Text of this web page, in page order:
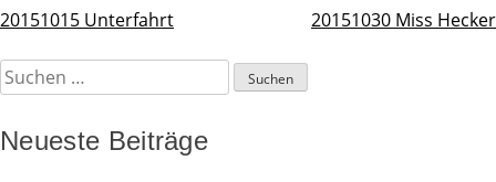
Beitragsnavigation
20151015 Unterfahrt 20151030 Miss Hecker
Suchen
nach:
Neueste Beiträge